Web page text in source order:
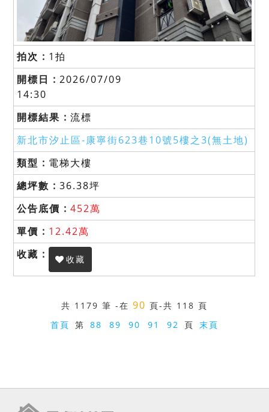
1拍
2026/07/09
14:30
流標
新北市汐止區-康寧街623巷10號5樓之3(無土地)
電梯大樓
36.38坪
452萬
12.42萬
收藏
共 1179 筆 -在 90 頁-共 118 頁
首頁 第 88 89 90 91 92 頁 末頁